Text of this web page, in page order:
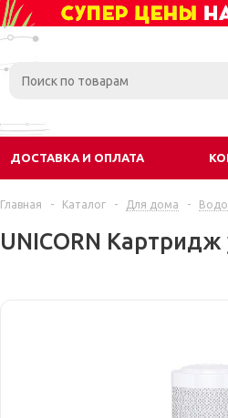
ДОСТАВКА И ОПЛАТА
Главная - Каталог - Для дома -
UNICORN Картридж